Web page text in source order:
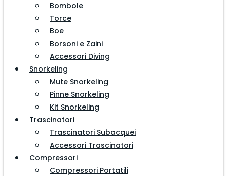
Bombole
Torce
Boe
Borsoni e Zaini
Accessori Diving
Snorkeling
Mute Snorkeling
Pinne Snorkeling
Kit Snorkeling
Trascinatori
Trascinatori Subacquei
Accessori Trascinatori
Compressori
Compressori Portatili